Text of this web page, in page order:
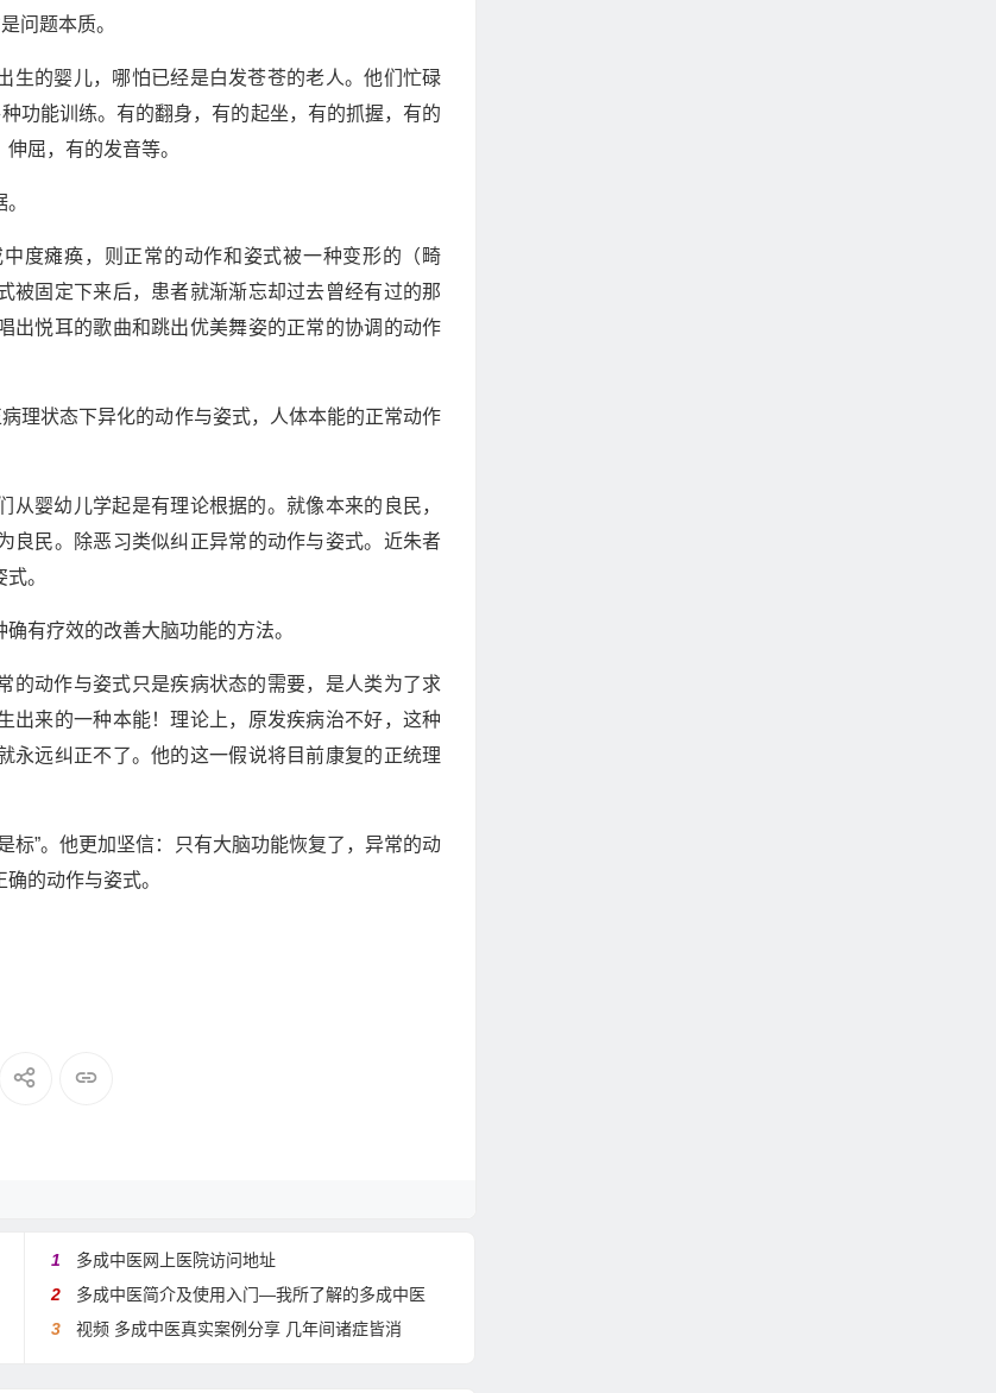
问题本质。
生的婴儿，哪怕已经是白发苍苍的老人。他们忙碌
功能训练。有的翻身，有的起坐，有的抓握，有的
屈，有的发音等。
度瘫痪，则正常的动作和姿式被一种变形的（畸
被固定下来后，患者就渐渐忘却过去曾经有过的那
出悦耳的歌曲和跳出优美舞姿的正常的协调的动作
理状态下异化的动作与姿式，人体本能的正常动作
婴幼儿学起是有理论根据的。就像本来的良民，
良民。除恶习类似纠正异常的动作与姿式。近朱者
。
有疗效的改善大脑功能的方法。
的动作与姿式只是疾病状态的需要，是人类为了求
出来的一种本能！理论上，原发疾病治不好，这种
永远纠正不了。他的这一假说将目前康复的正统理
标”。他更加坚信：只有大脑功能恢复了，异常的动
的动作与姿式。
1
多成中医网上医院访问地址
2
多成中医简介及使用入门—我所了解的多成中医
3
视频 多成中医真实案例分享 几年间诸症皆消